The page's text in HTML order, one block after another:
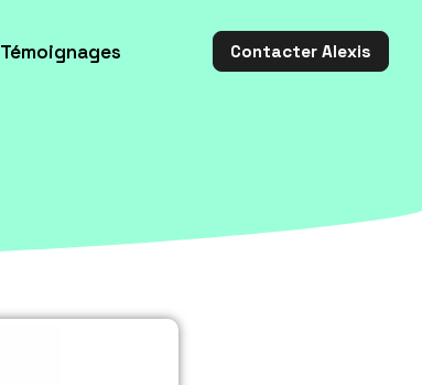
Témoignages Contacter Alexis